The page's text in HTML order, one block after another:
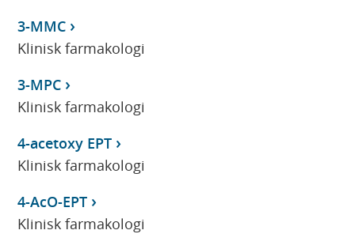
3-MMC
Klinisk farmakologi
3-MPC
Klinisk farmakologi
4-acetoxy EPT
Klinisk farmakologi
4-AcO-EPT
Klinisk farmakologi